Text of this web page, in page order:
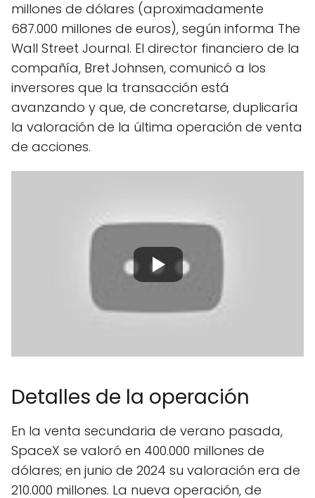
millones de dólares (aproximadamente
687.000 millones de euros), según informa The
Wall Street Journal. El director financiero de la
compañía, Bret Johnsen, comunicó a los
inversores que la transacción está
avanzando y que, de concretarse, duplicaría
la valoración de la última operación de venta
de acciones.
Detalles de la operación
En la venta secundaria de verano pasada,
SpaceX se valoró en 400.000 millones de
dólares; en junio de 2024 su valoración era de
210.000 millones. La nueva operación, de